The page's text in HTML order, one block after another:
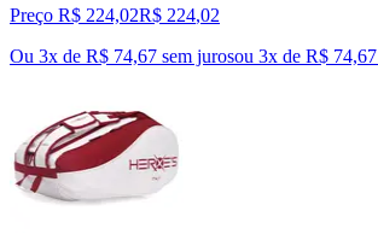
Preço R$ 224,02R$ 224,02
Ou 3x de R$ 74,67 sem jurosou 3x de R$ 74,67